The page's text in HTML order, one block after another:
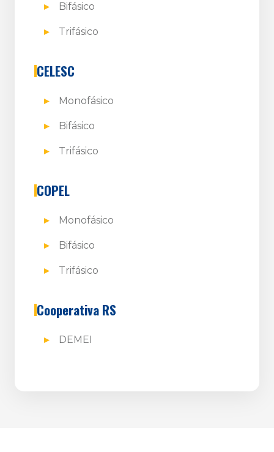
Bifásico
Trifásico
CELESC
Monofásico
Bifásico
Trifásico
COPEL
Monofásico
Bifásico
Trifásico
Cooperativa RS
DEMEI